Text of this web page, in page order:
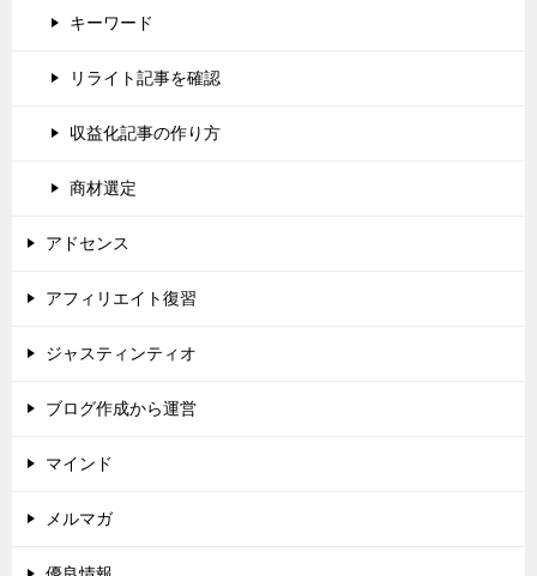
キーワード
リライト記事を確認
収益化記事の作り方
商材選定
アドセンス
アフィリエイト復習
ジャスティンティオ
ブログ作成から運営
マインド
メルマガ